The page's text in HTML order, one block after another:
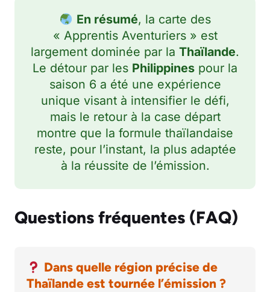
En résumé, la carte des
« Apprentis Aventuriers » est
largement dominée par la Thaïlande.
Le détour par les Philippines pour la
saison 6 a été une expérience
unique visant à intensifier le défi,
mais le retour à la case départ
montre que la formule thaïlandaise
reste, pour l’instant, la plus adaptée
à la réussite de l’émission.
Questions fréquentes (FAQ)
Dans quelle région précise de
Thaïlande est tournée l’émission ?